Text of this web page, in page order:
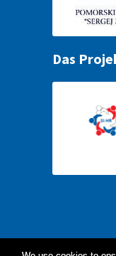
Das